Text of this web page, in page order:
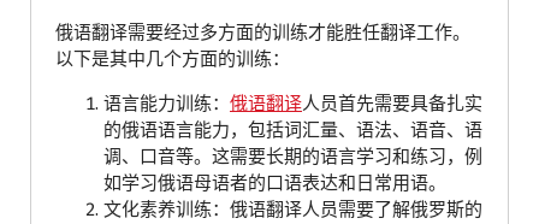
俄语翻译需要经过多方面的训练才能胜任翻译工作。
以下是其中几个方面的训练：
语言能力训练： 俄语翻译人员首先需要具备扎实
的俄语语言能力，包括词汇量、语法、语音、语
调、口音等。这需要长期的语言学习和练习，例
如学习俄语母语者的口语表达和日常用语。
文化素养训练：俄语翻译人员需要了解俄罗斯的